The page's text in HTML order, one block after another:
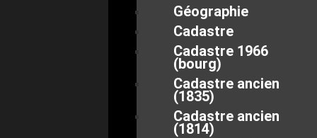
Géographie
Cadastre
Cadastre 1966
(bourg)
Cadastre ancien
(1835)
Cadastre ancien
(1814)